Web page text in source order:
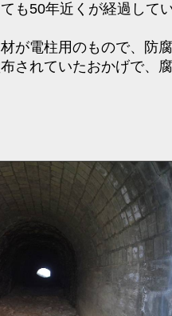
も50年近くが経過して
が電柱用のもので、防
されていたおかげで、